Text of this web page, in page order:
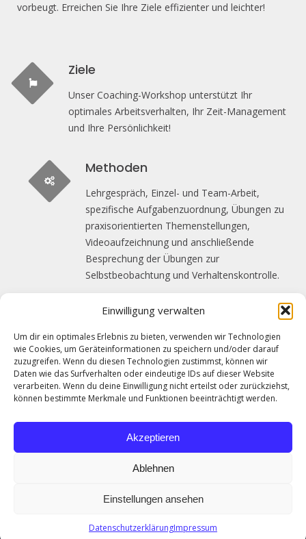
Einwilligung verwalten
Um dir ein optimales Erlebnis zu bieten, verwenden wir Technologien
wie Cookies, um Geräteinformationen zu speichern und/oder darauf
zuzugreifen. Wenn du diesen Technologien zustimmst, können wir
Daten wie das Surfverhalten oder eindeutige IDs auf dieser Website
verarbeiten. Wenn du deine Einwilligung nicht erteilst oder zurückziehst,
können bestimmte Merkmale und Funktionen beeinträchtigt werden.
Akzeptieren
Ablehnen
Einstellungen ansehen
DatenschutzerklärungImpressum
vorbeugt. Erreichen Sie Ihre Ziele effizienter und leichter!
Ziele
Unser Coaching-Workshop unterstützt Ihr
optimales Arbeitsverhalten, Ihr Zeit-Management
und Ihre Persönlichkeit!
Methoden
Lehrgespräch, Einzel- und Team-Arbeit,
spezifische Aufgabenzuordnung, Übungen zu
praxisorientierten Themenstellungen,
Videoaufzeichnung und anschließende
Besprechung der Übungen zur
Selbstbeobachtung und Verhaltenskontrolle.
Alle unsere Seminare können auf Wunsch auch mit
Schwerpunkten konzipiert und durchgeführt werden!
Institut für Personal- und Betriebswirtschaft
Sufficeby ThemeGrill. Powered by:
Datenschutz Cookie-Richtlinie (EU)